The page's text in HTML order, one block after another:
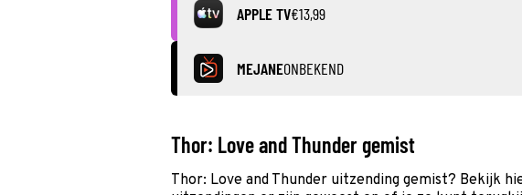
APPLE TV€13,99
MEJANEONBEKEND
Thor: Love and Thunder gemist
Thor: Love and Thunder uitzending gemist? Bekijk